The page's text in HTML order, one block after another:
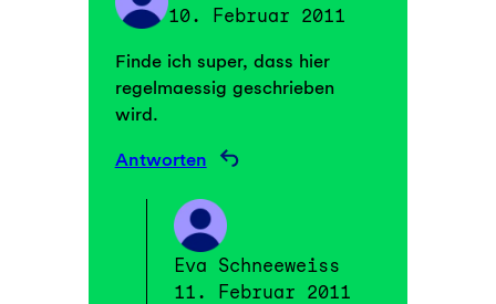
10. Februar 2011
Finde ich super, dass hier
regelmaessig geschrieben
wird.
Antworten
Eva Schneeweiss
11. Februar 2011